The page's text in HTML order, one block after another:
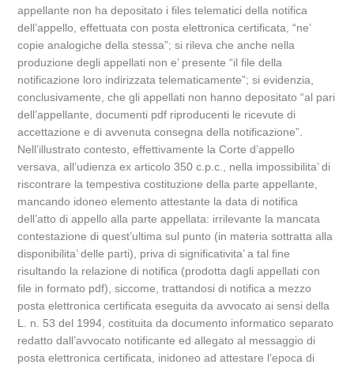
appellante non ha depositato i files telematici della notifica
dell’appello, effettuata con posta elettronica certificata, “ne’
copie analogiche della stessa”; si rileva che anche nella
produzione degli appellati non e’ presente “il file della
notificazione loro indirizzata telematicamente”; si evidenzia,
conclusivamente, che gli appellati non hanno depositato “al pari
dell’appellante, documenti pdf riproducenti le ricevute di
accettazione e di avvenuta consegna della notificazione”.
Nell’illustrato contesto, effettivamente la Corte d’appello
versava, all’udienza ex articolo 350 c.p.c., nella impossibilita’ di
riscontrare la tempestiva costituzione della parte appellante,
mancando idoneo elemento attestante la data di notifica
dell’atto di appello alla parte appellata: irrilevante la mancata
contestazione di quest’ultima sul punto (in materia sottratta alla
disponibilita’ delle parti), priva di significativita’ a tal fine
risultando la relazione di notifica (prodotta dagli appellati con
file in formato pdf), siccome, trattandosi di notifica a mezzo
posta elettronica certificata eseguita da avvocato ai sensi della
L. n. 53 del 1994, costituita da documento informatico separato
redatto dall’avvocato notificante ed allegato al messaggio di
posta elettronica certificata, inidoneo ad attestare l’epoca di